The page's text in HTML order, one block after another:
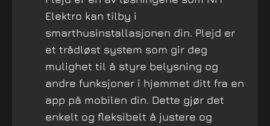
Elektro kan tilby i
smarthusinstallasjonen din. Plejd er
et trådløst system som gir deg
mulighet til å styre belysning og
andre funksjoner i hjemmet ditt fra en
app på mobilen din. Dette gjør det
enkelt og fleksibelt å justere og